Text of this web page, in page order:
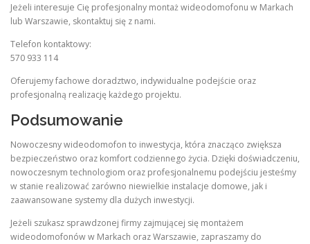
Jeżeli interesuje Cię profesjonalny montaż wideodomofonu w Markach
lub Warszawie, skontaktuj się z nami.
Telefon kontaktowy:
570 933 114
Oferujemy fachowe doradztwo, indywidualne podejście oraz
profesjonalną realizację każdego projektu.
Podsumowanie
Nowoczesny wideodomofon to inwestycja, która znacząco zwiększa
bezpieczeństwo oraz komfort codziennego życia. Dzięki doświadczeniu,
nowoczesnym technologiom oraz profesjonalnemu podejściu jesteśmy
w stanie realizować zarówno niewielkie instalacje domowe, jak i
zaawansowane systemy dla dużych inwestycji.
Jeżeli szukasz sprawdzonej firmy zajmującej się montażem
wideodomofonów w Markach oraz Warszawie, zapraszamy do